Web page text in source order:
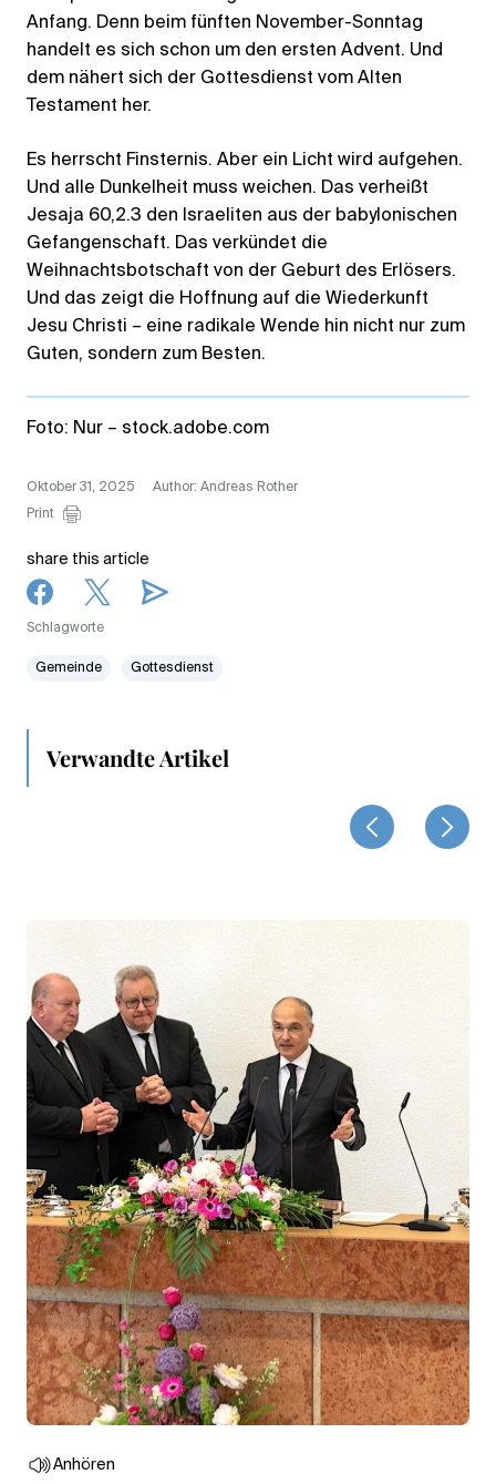
Anfang. Denn beim fünften November-Sonntag
handelt es sich schon um den ersten Advent. Und
dem nähert sich der Gottesdienst vom Alten
Testament her.
Es herrscht Finsternis. Aber ein Licht wird aufgehen.
Und alle Dunkelheit muss weichen. Das verheißt
Jesaja 60,2.3 den Israeliten aus der babylonischen
Gefangenschaft. Das verkündet die
Weihnachtsbotschaft von der Geburt des Erlösers.
Und das zeigt die Hoffnung auf die Wiederkunft
Jesu Christi – eine radikale Wende hin nicht nur zum
Guten, sondern zum Besten.
Foto: Nur – stock.adobe.com
Oktober 31, 2025
Author: Andreas Rother
Print
share this article
Schlagworte
Gemeinde Gottesdienst
Verwandte Artikel
Anhören